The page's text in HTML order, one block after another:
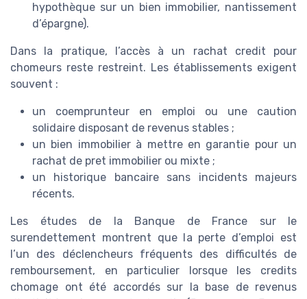
hypothèque sur un bien immobilier, nantissement
d’épargne).
Dans la pratique, l’accès à un rachat credit pour
chomeurs reste restreint. Les établissements exigent
souvent :
un coemprunteur en emploi ou une caution
solidaire disposant de revenus stables ;
un bien immobilier à mettre en garantie pour un
rachat de pret immobilier ou mixte ;
un historique bancaire sans incidents majeurs
récents.
Les études de la Banque de France sur le
surendettement montrent que la perte d’emploi est
l’un des déclencheurs fréquents des difficultés de
remboursement, en particulier lorsque les credits
chomage ont été accordés sur la base de revenus